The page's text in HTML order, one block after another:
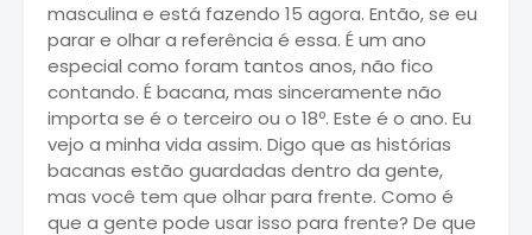
masculina e está fazendo 15 agora. Então, se eu
parar e olhar a referência é essa. É um ano
especial como foram tantos anos, não fico
contando. É bacana, mas sinceramente não
importa se é o terceiro ou o 18º. Este é o ano. Eu
vejo a minha vida assim. Digo que as histórias
bacanas estão guardadas dentro da gente,
mas você tem que olhar para frente. Como é
que a gente pode usar isso para frente? De que